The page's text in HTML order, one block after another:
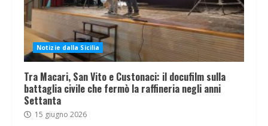
Notizie dalla Sicilia
Tra Macari, San Vito e Custonaci: il docufilm sulla
battaglia civile che fermò la raffineria negli anni
Settanta
15 giugno 2026